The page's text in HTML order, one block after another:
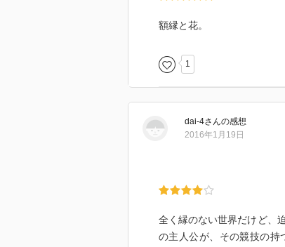
額縁と花。
1
dai-4さんの感想
2016年1月19日
全く縁のない世界だけど、
の主人公が、その競技の持